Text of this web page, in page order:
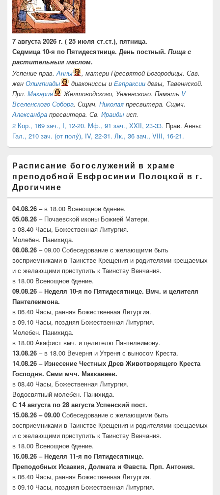
7 августа 2026 г. ( 25 июля ст.ст.), пятница.
Седмица 10-я по Пятидесятнице. День постный. Пища с
растительным маслом.
Успение прав.Анны
, матери Пресвятой Богородицы. Свв.
жен Олимпиады диакониссы и Евпраксии девы, Тавеннской.
Прп. Макария Желтоводского, Унженского. Память V
Вселенского Собора. Сщмч. Николая пресвитера. Сщмч.
Александра пресвитера. Св. Ираиды исп.
2 Кор., 169 зач., I, 12-20. Мф., 91 зач., XXII, 23-33. Прав. Анны:
Гал., 210 зач. (от полу́), IV, 22-31. Лк., 36 зач., VIII, 16-21.
Расписание богослужений в храме
преподобной Евфросинии Полоцкой в г.
Дрогичине
04.08.26 – в 18.00 Всенощное бдение.
05.08.26 – Почаевской иконы Божией Матери.
в 08.40 Часы, Божественная Литургия.
Молебен. Панихида.
08.08.26 – 09.00 Собеседование с желающими быть
восприемниками в Таинстве Крещения и родителями крещаемых
и с желающими приступить к Таинству Венчания.
в 18.00 Всенощное бдение.
09.08.26 – Неделя 10-я по Пятидесятнице. Вмч. и целителя
Пантелеимона.
в 06.40 Часы, ранняя Божественная Литургия.
в 09.10 Часы, поздняя Божественная Литургия.
Молебен. Панихида.
в 18.00 Акафист вмч. и целителю Пантелеимону.
13.08.26 – в 18.00 Вечерня и Утреня с выносом Креста.
14.08.26 – Изнесение Честных Древ Животворящего Креста
Господня. Семи мчч. Маккавеев.
в 08.40 Часы, Божественная Литургия.
Водосвятный молебен. Панихида.
С 14 августа по 28 августа Успенский пост.
15.08.26 – 09.00 Собеседование с желающими быть
восприемниками в Таинстве Крещения и родителями крещаемых
и с желающими приступить к Таинству Венчания.
в 18.00 Всенощное бдение.
16.08.26 – Неделя 11-я по Пятидесятнице.
Преподобных Исаакия, Долмата и Фавста. Прп. Антония.
в 06.40 Часы, ранняя Божественная Литургия.
в 09.10 Часы, поздняя Божественная Литургия.